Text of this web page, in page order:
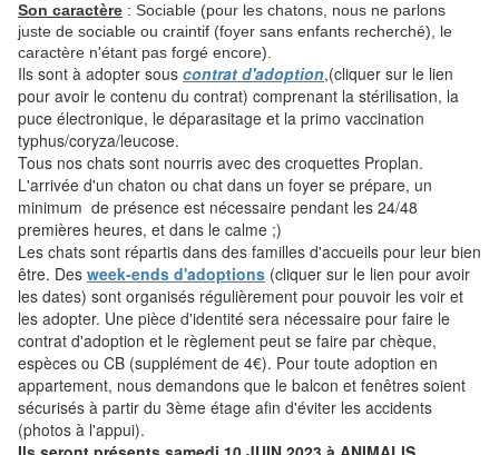
Son caractère : Sociable (pour les chatons, nous ne parlons
juste de sociable ou craintif (foyer sans enfants recherché), le
caractère n'étant pas forgé encore).
Ils sont à adopter sous contrat d'adoption,(cliquer sur le lien
pour avoir le contenu du contrat) comprenant la stérilisation, la
puce électronique, le déparasitage et la primo vaccination
typhus/coryza/leucose.
Tous nos chats sont nourris avec des croquettes Proplan.
L'arrivée d'un chaton ou chat dans un foyer se prépare, un
minimum de présence est nécessaire pendant les 24/48
premières heures, et dans le calme ;)
Les chats sont répartis dans des familles d'accueils pour leur bien
être. Des week-ends d'adoptions (cliquer sur le lien pour avoir
les dates) sont organisés régulièrement pour pouvoir les voir et
les adopter. Une pièce d'identité sera nécessaire pour faire le
contrat d'adoption et le règlement peut se faire par chèque,
espèces ou CB (supplément de 4€). Pour toute adoption en
appartement, nous demandons que le balcon et fenêtres soient
sécurisés à partir du 3ème étage afin d'éviter les accidents
(photos à l'appui).